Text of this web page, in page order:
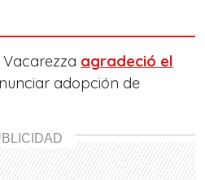
agradeció el
adopción de